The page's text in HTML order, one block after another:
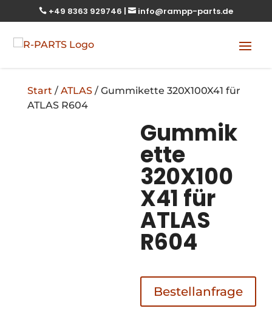
 +49 8363 929746 |  info@rampp-parts.de
Start / ATLAS/ Gummikette 320X100X41 für
ATLAS R604
Gummik
ette
320X100
X41 für
ATLAS
R604
Bestellanfrage